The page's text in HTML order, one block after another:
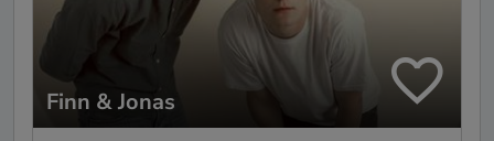
Finn & Jonas